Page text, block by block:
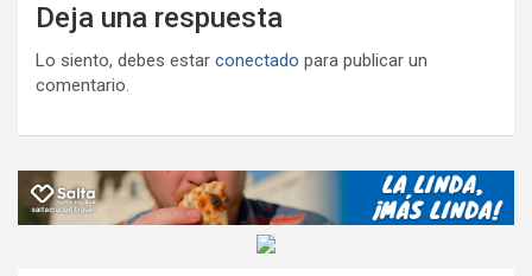
Deja una respuesta
Lo siento, debes estar conectado para publicar un
comentario.